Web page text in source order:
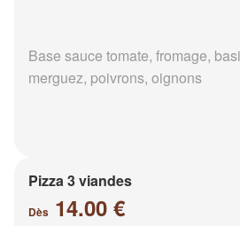
Base sauce tomate, fromage,
merguez, poivrons, oignons
Pizza 3 viandes
Dès 14.00 €